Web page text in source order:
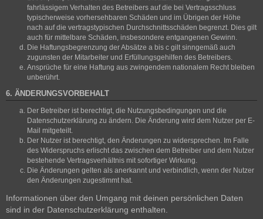
fahrlässigem Verhalten des Betreibers auf die bei Vertragsschluss
typischerweise vorhersehbaren Schäden und im Übrigen der Höhe
nach auf die vertragstypischen Durchschnittsschäden begrenzt. Dies gilt
auch für mittelbare Schäden, insbesondere entgangenen Gewinn.
Die Haftungsbegrenzung der Absätze a bis c gilt sinngemäß auch
zugunsten der Mitarbeiter und Erfüllungsgehilfen des Betreibers.
Ansprüche für eine Haftung aus zwingendem nationalem Recht bleiben
unberührt.
6. ÄNDERUNGSVORBEHALT
Der Betreiber ist berechtigt, die Nutzungsbedingungen und die
Datenschutzerklärung zu ändern. Die Änderung wird dem Nutzer per E-
Mail mitgeteilt.
Der Nutzer ist berechtigt, den Änderungen zu widersprechen. Im Falle
des Widerspruchs erlischt das zwischen dem Betreiber und dem Nutzer
bestehende Vertragsverhältnis mit sofortiger Wirkung.
Die Änderungen gelten als anerkannt und verbindlich, wenn der Nutzer
den Änderungen zugestimmt hat.
Informationen über den Umgang mit deinen persönlichen Daten
sind in der Datenschutzerklärung enthalten.